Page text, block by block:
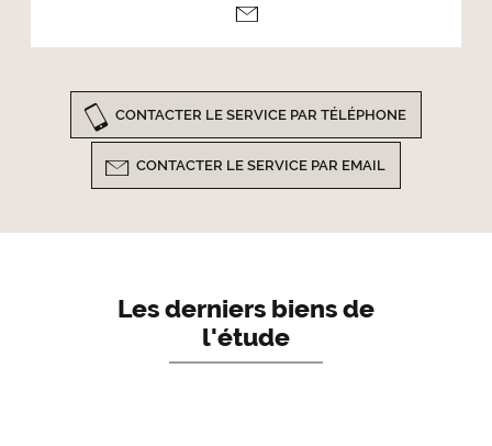
CONTACTER LE SERVICE PAR TÉLÉPHONE
CONTACTER LE SERVICE PAR EMAIL
Les derniers biens de
l'étude